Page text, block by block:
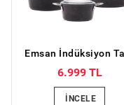
6.999 TL
İNCELE